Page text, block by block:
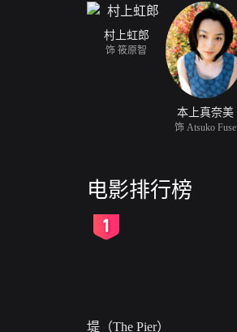
村上虹郎
饰 筱原智
本上真奈美
饰 Atsuko Fuse
电影排行榜
堤（The Pier）